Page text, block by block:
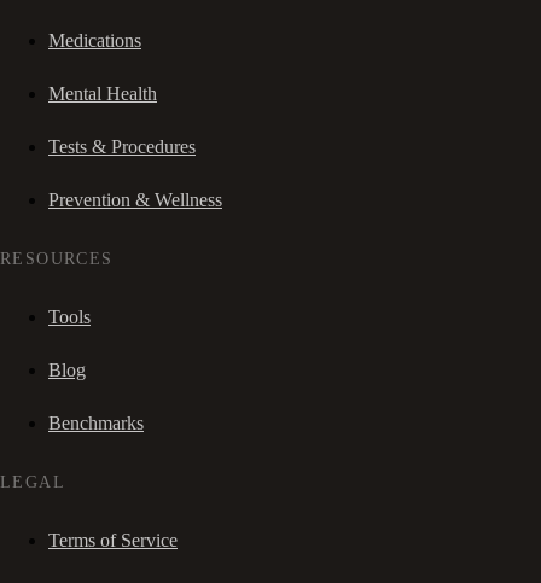
Medications
Mental Health
Tests & Procedures
Prevention & Wellness
RESOURCES
Tools
Blog
Benchmarks
LEGAL
Terms of Service